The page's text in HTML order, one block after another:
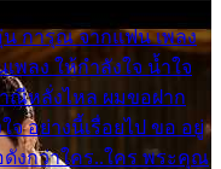
การุณ จากแฟน เพลง
พลง ให้กำลังใจ น้ำใจ
ณีหลั่งไหล ผมขอฝาก
จ อย่างนี้เรื่อยไป ขอ อยู่
ดังกว่าใคร..ใคร พระคุณ